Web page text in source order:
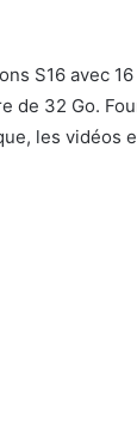
S16 avec
de 32 Go.
les vidéos